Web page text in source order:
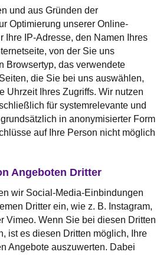
und aus Gründen der
Optimierung unserer Online-
Ihre IP-Adresse, den Namen Ihres
von der Sie uns
Browsertyp, das verwendete
die Sie bei uns auswählen,
Uhrzeit Ihres Zugriffs. Wir nutzen
für systemrelevante und
in anonymisierter Form
auf Ihre Person nicht möglich
Angeboten Dritter
wir Social-Media-Einbindungen
Dritter ein, wie z. B. Instagram,
Vimeo. Wenn Sie bei diesen Dritten
ist es diesen Dritten möglich, Ihre
Angebote auszuwerten. Dabei